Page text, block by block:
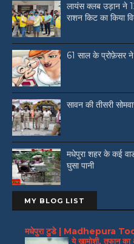
लायंस क्लब उड़ान ने 12
राशन किट का किया
61 साल के प्रोफ़ेसर ने
सावन की तीसरी
मधेपुरा शहर के कई
घुसा पानी
MY BLOG LIST
मधेपुरा टुडे | Madhepura
ये खामोशी, तूफान